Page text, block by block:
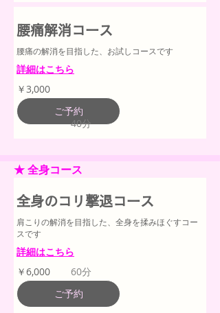
腰痛解消コース
腰痛の解消を目指した、お試しコースです
詳細はこちら
3,000
円
￥3,000
ご予約
40分
全身のコリ撃退コース
肩こりの解消を目指した、全身を揉みほぐすコー
スです
詳細はこちら
6,000
円
￥6,000
ご予約
★ 全身コース
60分